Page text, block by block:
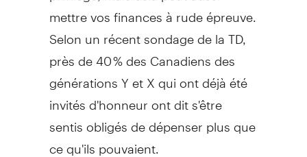
mettre vos finances à rude épreuve.
Selon un récent sondage de la TD,
près de 40 % des Canadiens des
générations Y et X qui ont déjà été
invités d'honneur ont dit s'être
sentis obligés de dépenser plus que
ce qu'ils pouvaient.